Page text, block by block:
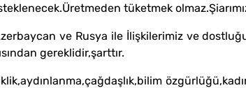
tüketmek
ve Rusya ile İlişkilerimiz ve
gereklidir,şarttır.